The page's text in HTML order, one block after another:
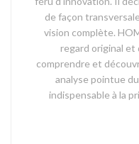
de façon
vision complète.
regard original
comprendre et
analyse pointue
indispensable à la